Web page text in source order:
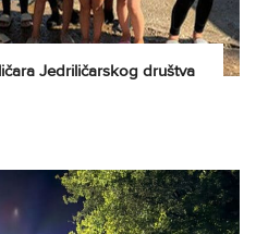
Jedriličarskog društva